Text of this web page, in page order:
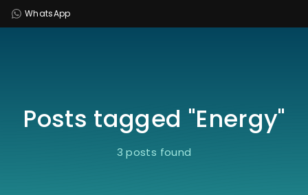
WhatsApp
Posts tagged "Energy"
3 posts found